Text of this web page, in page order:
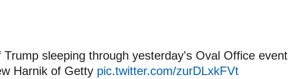
Trump sleeping through yesterday's Oval Office event
Harnik of Getty pic.twitter.com/zurDLxkFVt